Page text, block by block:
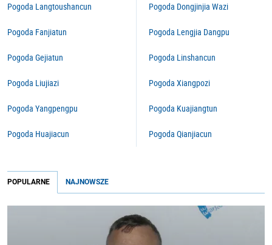
Pogoda Langtoushancun
Pogoda Fanjiatun
Pogoda Gejiatun
Pogoda Liujiazi
Pogoda Yangpengpu
Pogoda Huajiacun
Pogoda Dongjinjia Wazi
Pogoda Lengjia Dangpu
Pogoda Linshancun
Pogoda Xiangpozi
Pogoda Kuajiangtun
Pogoda Qianjiacun
POPULARNE NAJNOWSZE